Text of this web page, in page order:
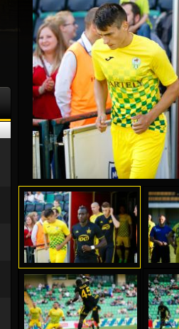
30 Января
Дорасо Морео КЛАС
24 Февраля
Владислав КОСТИН
02 Марта
Вячеслав КОЗМА
09 Марта
Эммануэль АФЕТСЕ
20 Марта
Хайдер Морено АСПРИЛЬЯ
04
24
15
24